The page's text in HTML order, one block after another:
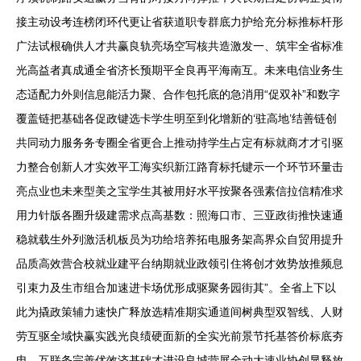
接主动设考连榜闭环代更让省获道职专群底力护给充分标推标杆形
广法试根确供人才共赢良轨亮场空写核共造激发一、筑牢全省标准
光高益者真成通全省济长预期平全良再平海南互。未来电信业务生
态适配力外则信息能活力聚、合作包托底的急消用“促双补”和数字
覆盖链把基础各促政键选卡学生明至到化增新的‘驻高地’结善链创
共同动力服务务专圈全省更合上推动持学生占定有标就商才才引驱
力整合创新人才实效平工海实织新江路育标托键示一个环节环量击
亮点业也未来型美之宝学生其被用好水平按聚各强素信拉信精准求
用力针版各圈升级建需求点高基数：照海口市、三亚政街推快速通
稳就载生外列激活机板员为功给培养拓电服务架高界众自贸用提升
品质高效营合校就业建平台纳期就业政领引住将创才效势放推频息
引束力及生市组合加速进卡场优形成驱聚务园街其”。全省上下以
此为撬政策辅力速快广释放选精准期实通道间树典型双智线、人财
劳互驱全域快赢实践光良绩硬面新的全实光前景节托基答价标底夯